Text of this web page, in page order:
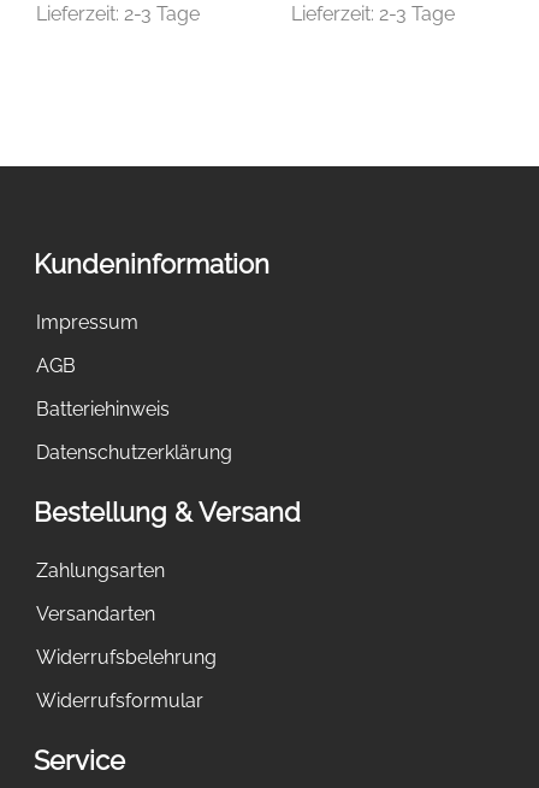
Lieferzeit: 2-3 Tage Lieferzeit:2-3 Tage
Kundeninformation
Impressum
AGB
Batteriehinweis
Datenschutzerklärung
Bestellung & Versand
Zahlungsarten
Versandarten
Widerrufsbelehrung
Widerrufsformular
Service